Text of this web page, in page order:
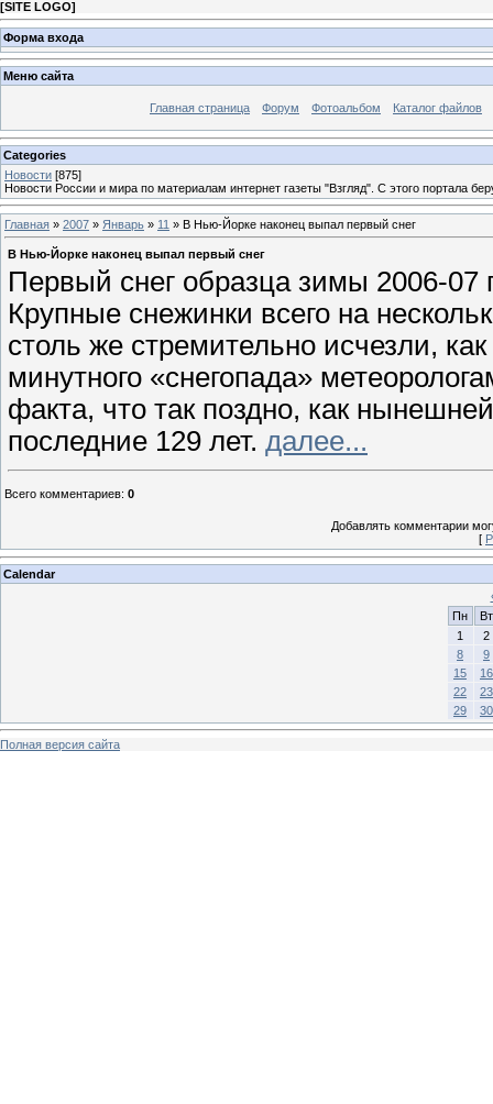
[SITE LOGO]
Форма входа
Меню сайта
Главная страница Форум Фотоальбом Каталог файлов
Categories
Новости [875]
Новости России и мира по материалам интернет газеты "Взгляд". С этого портала
Главная » 2007 » Январь » 11 » В Нью-Йорке наконец выпал первый снег
В Нью-Йорке наконец выпал первый снег
Первый снег образца зимы 2006-
Крупные снежинки всего на
столь же стремительно исчезли,
минутного «снегопада»
факта, что так поздно, как
последние 129 лет. далее...
Всего комментариев: 0
Добавлять комментарии
[
Calendar
Пн
Вт
1
2
8
9
15
16
22
23
29
30
Полная версия сайта